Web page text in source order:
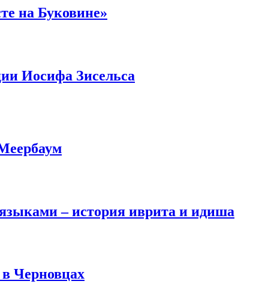
на Буковине»
Иосифа Зисельса
– история иврита и идиша
Черновцах